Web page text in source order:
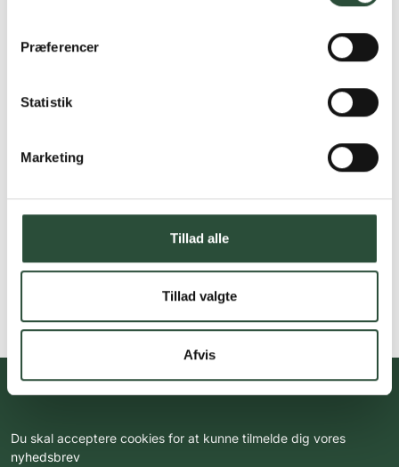
Præferencer
Statistik
Marketing
Tillad alle
Tillad valgte
Afvis
Du skal acceptere cookies for at kunne tilmelde dig vores
nyhedsbrev